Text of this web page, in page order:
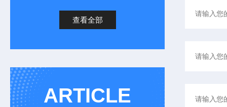
查看全部
ARTICLE